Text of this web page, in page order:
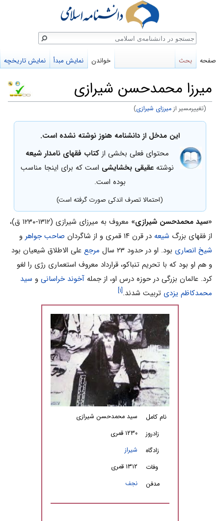
میرزا محمدحسن شیرازی
(تغییرمسیر ازمیرزای شیرازی)
پرش
ناوبری
پرش
جستجو
این مدخل از دانشنامه هنوز نوشته نشده است.
محتوای فعلی بخشی ازکتاب فقهای نامدار شیعه
نوشتهعقیقی بخشایشی است که برای اینجا مناسب
بوده است.
(احتمالا تصرف اندکی صورت گرفته است)
«سید محمدحسن شیرازی»
معروف به میرزای شیرازی (۱۳۱۲-۱۲۳۰ ق)،
از فقهای بزرگ شیعه در قرن ۱۴ قمری و از شاگردان صاحب جواهر و
شیخ انصاری بود. او در حدود ۲۳ سال مرجع علی الاطلاق شیعیان بود
و هم او بود که با تحریم تنباکو، قرارداد معروف استعماری رژی را لغو
کرد. عالمان بزرگی در حوزه درس او، از جمله آخوند خراسانی و سید
محمدکاظم یزدی تربیت شدند.[۱]
نام کامل
سید محمدحسن شیرازی
زادروز
۱۲۳۰ قمری
زادگاه
شیراز
وفات
۱۳۱۲ قمری
مدفن
نجف
صفحه بحث خواندن نمایش مبدأ نمایش تاریخچه
جستجو